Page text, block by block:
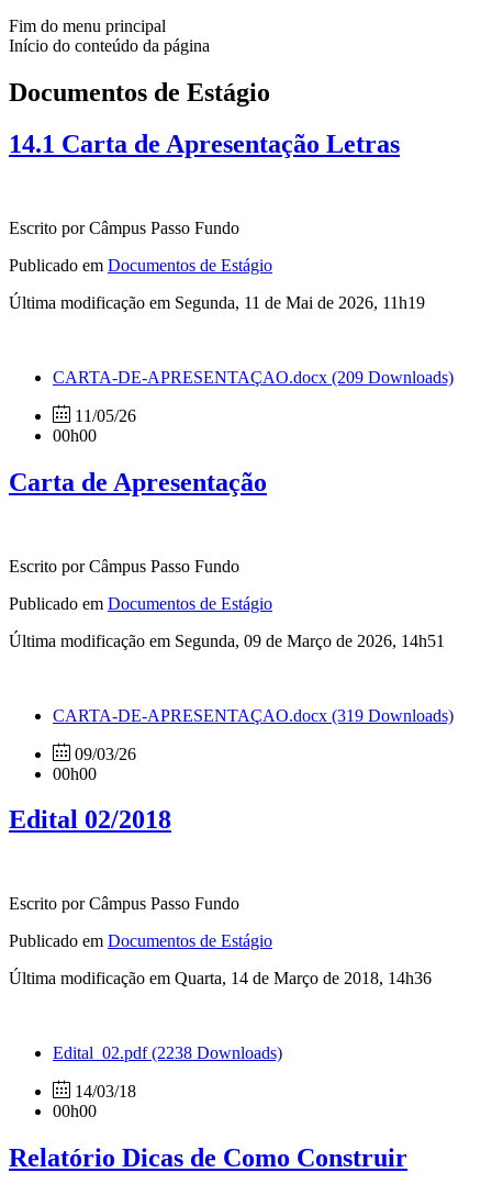
Fim do menu principal
Início do conteúdo da página
Documentos de Estágio
14.1 Carta de Apresentação Letras
Escrito por Câmpus Passo Fundo
Publicado em Documentos de Estágio
Última modificação em Segunda, 11 de Mai de 2026, 11h19
CARTA-DE-APRESENTAÇAO.docx (209 Downloads)
11/05/26
00h00
Carta de Apresentação
Escrito por Câmpus Passo Fundo
Publicado em Documentos de Estágio
Última modificação em Segunda, 09 de Março de 2026, 14h51
CARTA-DE-APRESENTAÇAO.docx (319 Downloads)
09/03/26
00h00
Edital 02/2018
Escrito por Câmpus Passo Fundo
Publicado em Documentos de Estágio
Última modificação em Quarta, 14 de Março de 2018, 14h36
Edital_02.pdf(2238 Downloads)
14/03/18
00h00
Relatório Dicas de Como Construir